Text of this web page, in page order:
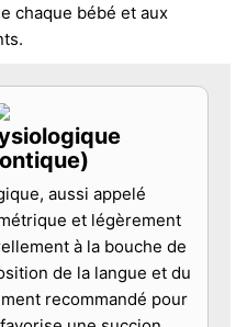
chaque bébé et aux
aussi appelé
et légèrement
à la bouche de
de la langue et du
recommandé pour